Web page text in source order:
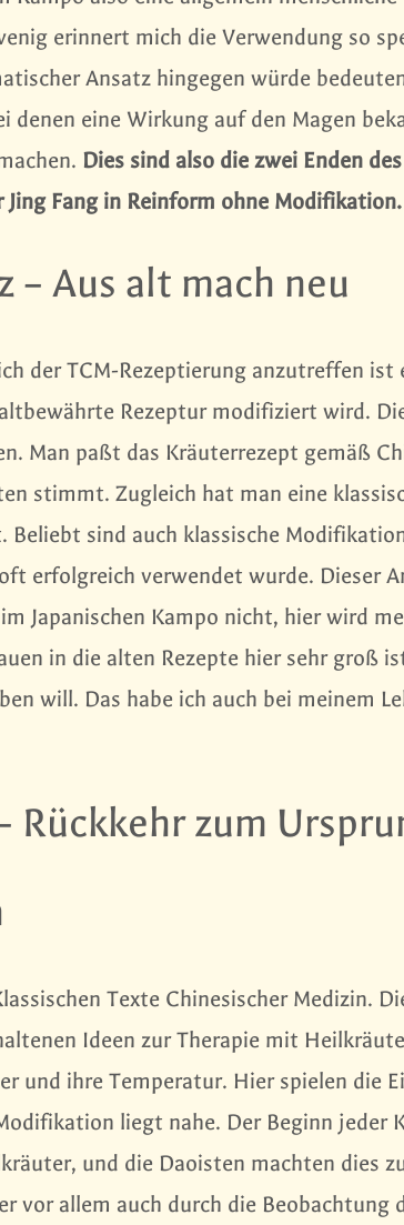
erinnert mich die Verwendung so
Ansatz hingegen würde
denen eine Wirkung auf den Magen
Dies sind also die zwei Enden
Fang in Reinform ohne Modifikation.
– Aus alt mach neu
der TCM-Rezeptierung anzutreffen ist
Rezeptur modifiziert wird.
Man paßt das Kräuterrezept gemäß
stimmt. Zugleich hat man eine
Beliebt sind auch klassische
erfolgreich verwendet wurde. Dieser
Japanischen Kampo nicht, hier wird
in die alten Rezepte hier sehr groß
will. Das habe ich auch bei meinem
Rückkehr zum
Texte Chinesischer Medizin.
Ideen zur Therapie mit
und ihre Temperatur. Hier spielen die
liegt nahe. Der Beginn jeder
und die Daoisten machten dies
vor allem auch durch die Beobachtung